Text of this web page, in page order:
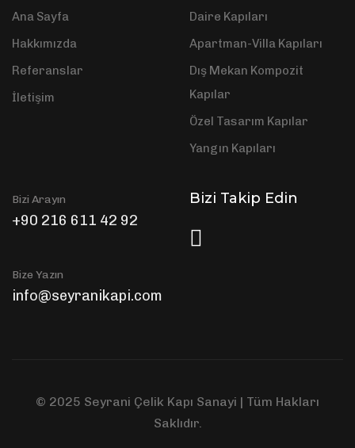
Ana Sayfa
Hakkımızda
Referanslar
İletişim
Daire Kapıları
Apartman-Villa Kapıları
Dış Mekan Kompozit
Kapılar
Özel Tasarım Kapılar
Yangın Kapıları
Bizi Arayın
+90 216 611 42 92
Bize Yazın
info@seyranikapi.com
Bizi Takip Edin
© 2025 Seyrani Çelik Kapı Sanayi | Tüm Hakları
Saklıdır.